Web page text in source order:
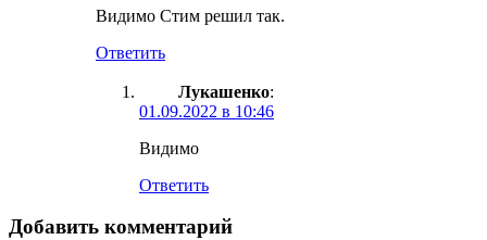
Видимо Стим решил так.
Ответить
Лукашенко:
01.09.2022 в 10:46
Видимо
Ответить
Добавить комментарий